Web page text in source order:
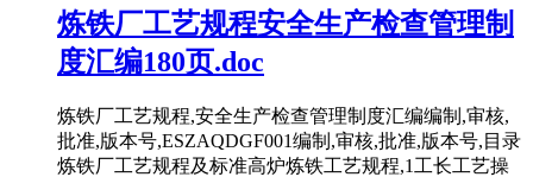
炼铁厂工艺规程安全生产检查管理制
度汇编180页.doc
炼铁厂工艺规程,安全生产检查管理制度汇编编制,审核,
批准,版本号,ESZAQDGF001编制,审核,批准,版本号,目录
炼铁厂工艺规程及标准高炉炼铁工艺规程,1工长工艺操